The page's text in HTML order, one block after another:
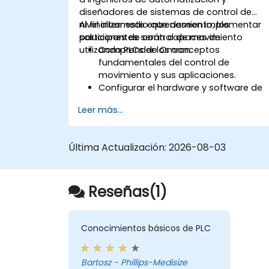
diseñadores de sistemas de control de
nivel intermedio que deseen implementar
soluciones de control de movimiento
utilizando PLCs de Omron.
Al finalizar este entrenamiento, los
participantes serán capaces de:
Comprender los conceptos
fundamentales del control de
movimiento y sus aplicaciones.
Configurar el hardware y software de
Programar y optimizar el control de
movimiento de un solo eje y de
Implementar estrategias de
Leer más...
Última Actualización: 2026-08-03
Reseñas(1)
Conocimientos básicos de PLC
Bartosz - Phillips-Medisize